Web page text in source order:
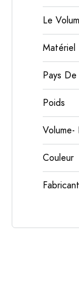
Le
Matériel
Pays
Poids
Couleur
Fabricant